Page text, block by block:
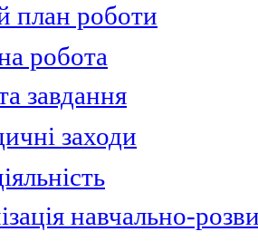
план роботи
робота
завдання
заходи
навчально-